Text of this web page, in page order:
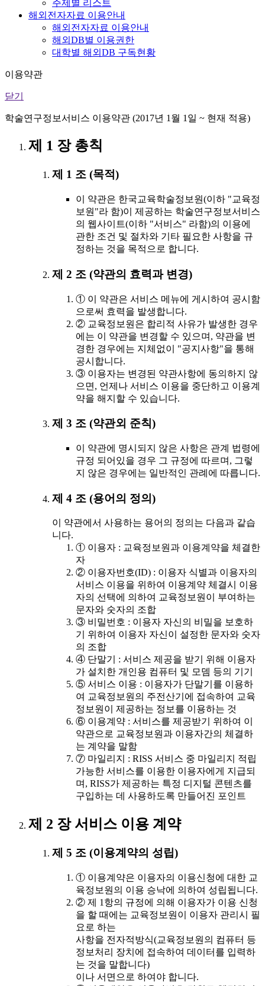
주제별 리스트
해외전자자료 이용안내
해외전자자료 이용안내
해외DB별 이용권한
대학별 해외DB 구독현황
이용약관
닫기
학술연구정보서비스 이용약관 (2017년 1월 1일 ~ 현재 적용)
제 1 장 총칙
제 1 조 (목적)
이 약관은 한국교육학술정보원(이하 "교육정
보원"라 함)이 제공하는 학술연구정보서비스
의 웹사이트(이하 "서비스" 라함)의 이용에
관한 조건 및 절차와 기타 필요한 사항을 규
정하는 것을 목적으로 합니다.
제 2 조 (약관의 효력과 변경)
① 이 약관은 서비스 메뉴에 게시하여 공시함
으로써 효력을 발생합니다.
② 교육정보원은 합리적 사유가 발생한 경우
에는 이 약관을 변경할 수 있으며, 약관을 변
경한 경우에는 지체없이 "공지사항"을 통해
공시합니다.
③ 이용자는 변경된 약관사항에 동의하지 않
으면, 언제나 서비스 이용을 중단하고 이용계
약을 해지할 수 있습니다.
제 3 조 (약관외 준칙)
이 약관에 명시되지 않은 사항은 관계 법령에
규정 되어있을 경우 그 규정에 따르며, 그렇
지 않은 경우에는 일반적인 관례에 따릅니다.
제 4 조 (용어의 정의)
이 약관에서 사용하는 용어의 정의는 다음과 같습
니다.
① 이용자 : 교육정보원과 이용계약을 체결한
자
② 이용자번호(ID) : 이용자 식별과 이용자의
서비스 이용을 위하여 이용계약 체결시 이용
자의 선택에 의하여 교육정보원이 부여하는
문자와 숫자의 조합
③ 비밀번호 : 이용자 자신의 비밀을 보호하
기 위하여 이용자 자신이 설정한 문자와 숫자
의 조합
④ 단말기 : 서비스 제공을 받기 위해 이용자
가 설치한 개인용 컴퓨터 및 모뎀 등의 기기
⑤ 서비스 이용 : 이용자가 단말기를 이용하
여 교육정보원의 주전산기에 접속하여 교육
정보원이 제공하는 정보를 이용하는 것
⑥ 이용계약 : 서비스를 제공받기 위하여 이
약관으로 교육정보원과 이용자간의 체결하
는 계약을 말함
⑦ 마일리지 : RISS 서비스 중 마일리지 적립
가능한 서비스를 이용한 이용자에게 지급되
며, RISS가 제공하는 특정 디지털 콘텐츠를
구입하는 데 사용하도록 만들어진 포인트
제 2 장 서비스 이용 계약
제 5 조 (이용계약의 성립)
① 이용계약은 이용자의 이용신청에 대한 교
육정보원의 이용 승낙에 의하여 성립됩니다.
② 제 1항의 규정에 의해 이용자가 이용 신청
을 할 때에는 교육정보원이 이용자 관리시 필
요로 하는
사항을 전자적방식(교육정보원의 컴퓨터 등
정보처리 장치에 접속하여 데이터를 입력하
는 것을 말합니다)
이나 서면으로 하여야 합니다.